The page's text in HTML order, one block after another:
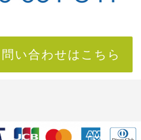
い合わせはこちら